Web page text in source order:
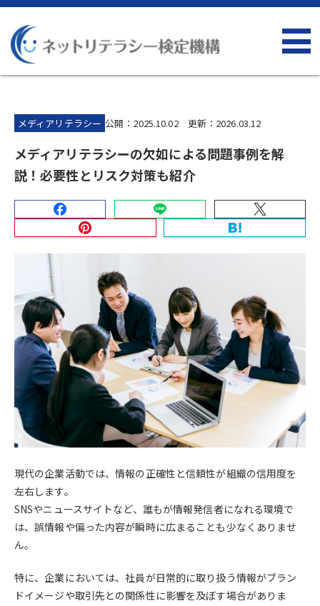
メディアリテラシー 公開：2025.10.02 更新：2026.03.12
メディアリテラシーの欠如による問題事例を解
説！必要性とリスク対策も紹介
現代の企業活動では、情報の正確性と信頼性が組織の信用度を
左右します。
SNSやニュースサイトなど、誰もが情報発信者になれる環境で
は、誤情報や偏った内容が瞬時に広まることも少なくありませ
ん。
特に、企業においては、社員が日常的に取り扱う情報がブラン
ドイメージや取引先との関係性に影響を及ぼす場合がありま